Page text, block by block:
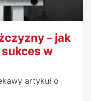
– jak
w
artykuł o